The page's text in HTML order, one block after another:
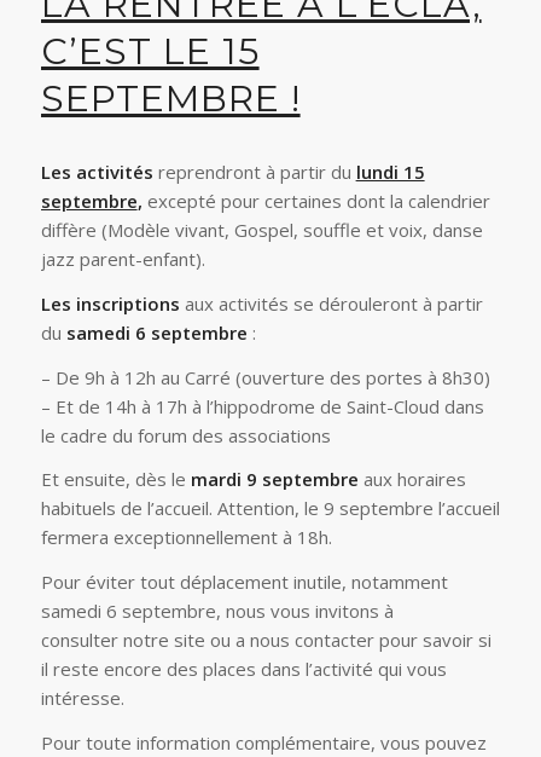
C’EST LE 15
SEPTEMBRE !
Les activités reprendront à partir du lundi 15
septembre, excepté pour certaines dont la calendrier
diffère (Modèle vivant, Gospel, souffle et voix, danse
jazz parent-enfant).
Les inscriptions aux activités se dérouleront à partir
du samedi 6 septembre :
– De 9h à 12h au Carré (ouverture des portes à 8h30)
– Et de 14h à 17h à l’hippodrome de Saint-Cloud dans
le cadre du forum des associations
Et ensuite, dès le mardi 9 septembre aux horaires
habituels de l’accueil. Attention, le 9 septembre l’accueil
fermera exceptionnellement à 18h.
Pour éviter tout déplacement inutile, notamment
samedi 6 septembre, nous vous invitons à
consulter notre site ou a nous contacter pour savoir si
il reste encore des places dans l’activité qui vous
intéresse.
Pour toute information complémentaire, vous pouvez